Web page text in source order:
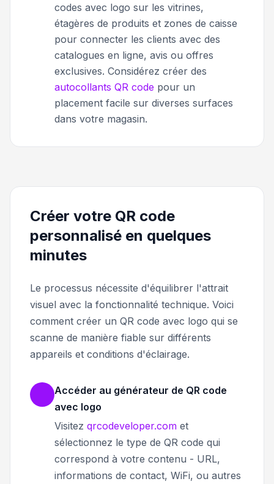
codes avec logo sur les vitrines,
étagères de produits et zones de caisse
pour connecter les clients avec des
catalogues en ligne, avis ou offres
exclusives. Considérez créer des
autocollants QR code pour un
placement facile sur diverses surfaces
dans votre magasin.
Créer votre QR code
personnalisé en quelques
minutes
Le processus nécessite d'équilibrer l'attrait
visuel avec la fonctionnalité technique. Voici
comment créer un QR code avec logo qui se
scanne de manière fiable sur différents
appareils et conditions d'éclairage.
Accéder au générateur de QR code
avec logo
Visitez qrcodeveloper.com et
sélectionnez le type de QR code qui
correspond à votre contenu - URL,
informations de contact, WiFi, ou autres